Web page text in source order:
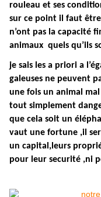
rouleau et ses
sur ce point il faut
n’ont pas la capacité
animaux quels qu’ils
je sais les a priori a
galeuses ne peuvent
une fois un animal
tout simplement
que cela soit un
vaut une fortune ,il
un capital,leurs
pour leur securité ,ni